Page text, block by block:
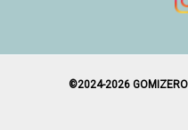
©2024-2026